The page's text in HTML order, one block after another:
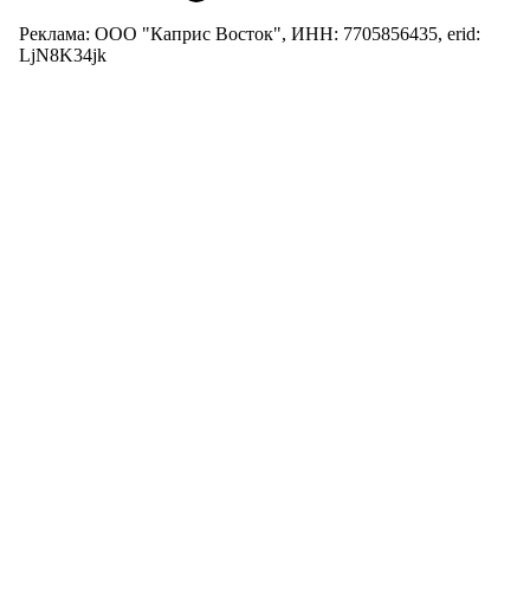
Реклама: ООО "Каприс Восток", ИНН: 7705856435, erid:
LjN8K34jk